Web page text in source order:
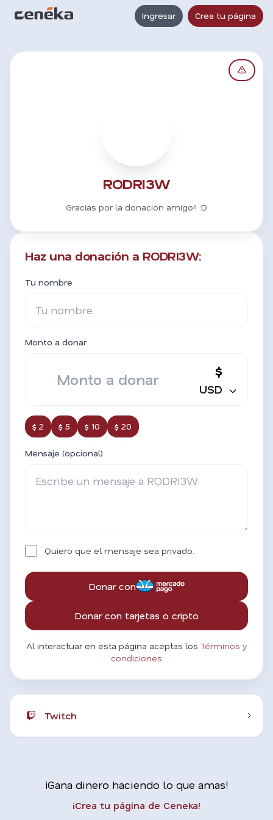
Ingresar Crea tu página
RODRI3W
Gracias por la donacion amigo!! :D
Haz una donación a RODRI3W:
Tu nombre
Monto a donar
$
USD
$ 2 $ 5 $ 10 $ 20
Mensaje (opcional)
Quiero que el mensaje sea privado.
Donar con
Donar con tarjetas o cripto
Al interactuar en esta página aceptas los Términos y
condiciones
Twitch
¡Gana dinero haciendo lo que amas!
¡Crea tu página de Ceneka!